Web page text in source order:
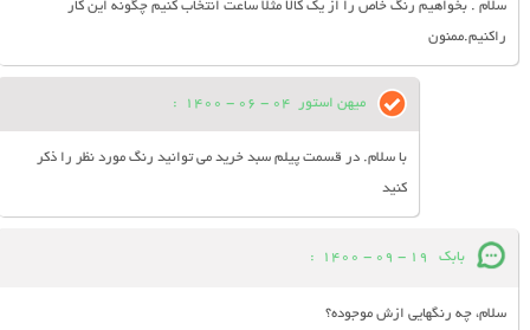
سلام . بخواهیم رنگ خاص را از یک کالا مثلا ساعت انتخاب کنیم چگونه این کار
راکنیم.ممنون
میهن استور 04 - 06 - 1400
:
با سلام. در قسمت پیلم سبد خرید می توانید رنگ مورد نظر را ذکر
کنید
بابک 19 - 09 - 1400
:
سلام، چه رنگهایی ازش موجوده؟